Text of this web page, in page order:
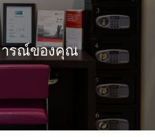
ารณ์ของคุณ